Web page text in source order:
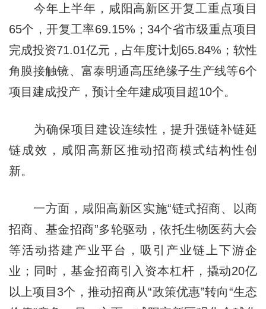
今年上半年，咸阳高新区开复工重点项目
65个，开复工率69.15%；34个省市级重点项目
完成投资71.01亿元，占年度计划65.84%；软性
角膜接触镜、富泰明通高压绝缘子生产线等6个
项目建成投产，预计全年建成项目超10个。
为确保项目建设连续性，提升强链补链延
链成效，咸阳高新区推动招商模式结构性创
新。
一方面，咸阳高新区实施“链式招商、以商
招商、基金招商”多轮驱动，依托生物医药大会
等活动搭建产业平台，吸引产业链上下游企
业；同时，基金招商引入资本杠杆，撬动20亿
以上项目3个，推动招商从“政策优惠”转向“生态